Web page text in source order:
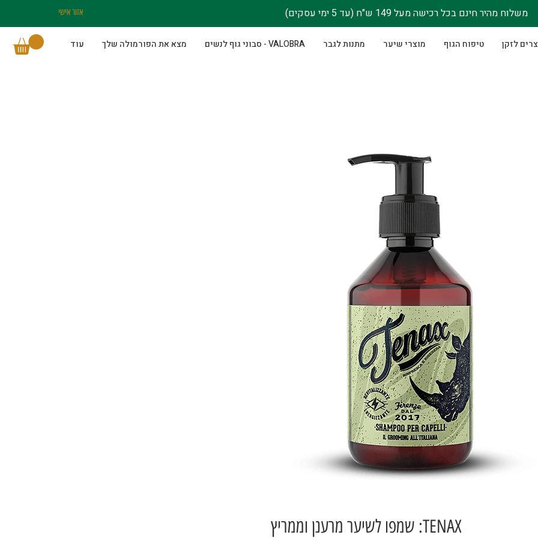
לזקן טיפוח הגוף מוצרי שיער מתנות לגבר VALOBRA - סבוני גוף לנשים מצא את הפורמולה שלך עוד
אזור אישי משלוח מהיר חינם בכל רכישה מעל 149 ש"ח (עד 5 ימי עסקים)
TENAX: שמפו לשיער מרענן וממריץ